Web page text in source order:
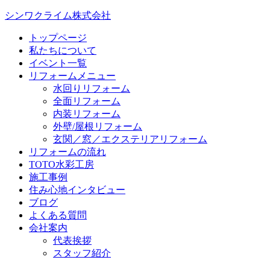
シンワクライム株式会社
トップページ
私たちについて
イベント一覧
リフォームメニュー
水回りリフォーム
全面リフォーム
内装リフォーム
外壁/屋根リフォーム
玄関／窓／エクステリアリフォーム
リフォームの流れ
TOTO水彩工房
施工事例
住み心地インタビュー
ブログ
よくある質問
会社案内
代表挨拶
スタッフ紹介